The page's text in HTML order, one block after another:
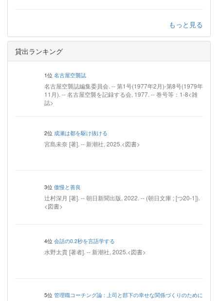
もっと見る
貸出ランキング
1位 名古屋空襲誌
名古屋空襲誌編集委員会. -- 第1号(1977年2月)-第8号(1979年
11月). -- 名古屋空襲を記録する会, 1977. -- 巻号等：1-8<雑
誌>
2位 成瀬は都を駆け抜ける
宮島未奈 [著]. -- 新潮社, 2025.<図書>
3位 傲慢と善良
辻村深月 [著]. -- 朝日新聞出版, 2022. -- (朝日文庫 ; [つ20-1]).
<図書>
4位 会話の0.2秒を言語学する
水野太貴 [著者]. -- 新潮社, 2025.<図書>
5位 管理職コーチング論 : 上司と部下の幸せな関係づくりのために